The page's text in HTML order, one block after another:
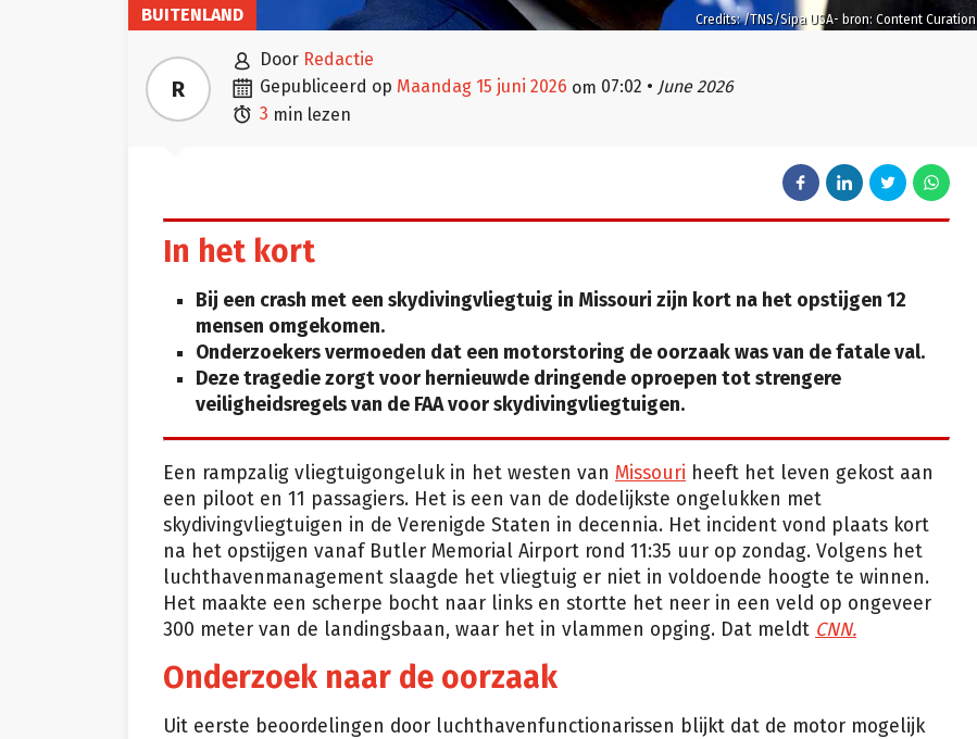
Credits: /TNS/Sipa USA- bron: Content Curation
BUITENLAND
R
 door Redactie
 gepubliceerd op maandag 15 juni 2026 om 07:02 • June 2026
 3 min lezen
In het kort
Bij een crash met een skydivingvliegtuig in Missouri zijn kort na het opstijgen 12
mensen omgekomen.
Onderzoekers vermoeden dat een motorstoring de oorzaak was van de fatale val.
Deze tragedie zorgt voor hernieuwde dringende oproepen tot strengere
veiligheidsregels van de FAA voor skydivingvliegtuigen.
Een rampzalig vliegtuigongeluk in het westen van Missouri heeft het leven gekost aan
een piloot en 11 passagiers. Het is een van de dodelijkste ongelukken met
skydivingvliegtuigen in de Verenigde Staten in decennia. Het incident vond plaats kort
na het opstijgen vanaf Butler Memorial Airport rond 11:35 uur op zondag. Volgens het
luchthavenmanagement slaagde het vliegtuig er niet in voldoende hoogte te winnen.
Het maakte een scherpe bocht naar links en stortte het neer in een veld op ongeveer
300 meter van de landingsbaan, waar het in vlammen opging. Dat meldt CNN.
Onderzoek naar de oorzaak
Uit eerste beoordelingen door luchthavenfunctionarissen blijkt dat de motor mogelijk